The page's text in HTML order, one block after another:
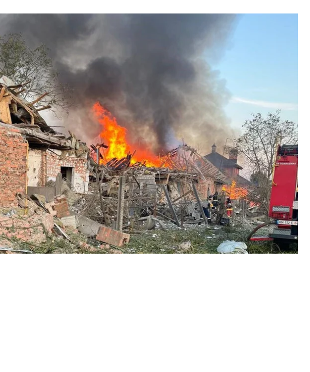
Telegram / Віталій Бунечко
удару по регіонах України в Житомирській, Хмельницькій та
люди. На Житомирщині ракета пошкодила будинок ветерана
писало hromadske.
розповіли в ОВА
Хмельниччини
російські дрони-камікадзе й крилаті ракети. Внаслідок ударів
зазнала поранення.
декілька цивільних підприємств і приватні будинки. Серед них —
й активіста. Вінрозповів, що російська ракета впала за 20